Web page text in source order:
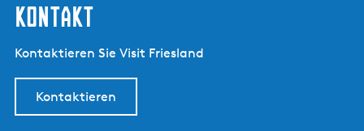
kontakt
Kontaktieren Sie Visit Friesland
Kontaktieren